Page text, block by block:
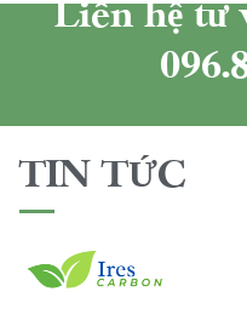
Liên hệ tư
TIN TỨC